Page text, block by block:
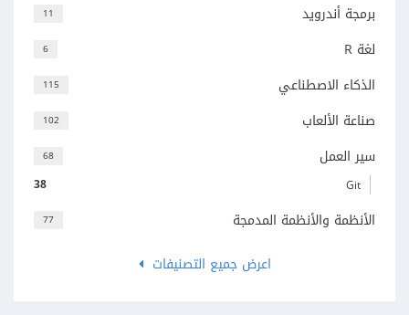
11 برمجة أندرويد
6 لغة R
115 الذكاء الاصطناعي
102 صناعة الألعاب
68 سير العمل
38 Git
77
الأنظمة والأنظمة المدمجة
اعرض جميع التصنيفات